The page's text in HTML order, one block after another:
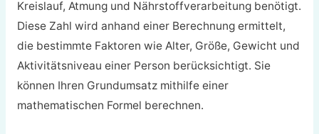
Kreislauf, Atmung und Nährstoffverarbeitung benötigt.
Diese Zahl wird anhand einer Berechnung ermittelt,
die bestimmte Faktoren wie Alter, Größe, Gewicht und
Aktivitätsniveau einer Person berücksichtigt. Sie
können Ihren Grundumsatz mithilfe einer
mathematischen Formel berechnen.